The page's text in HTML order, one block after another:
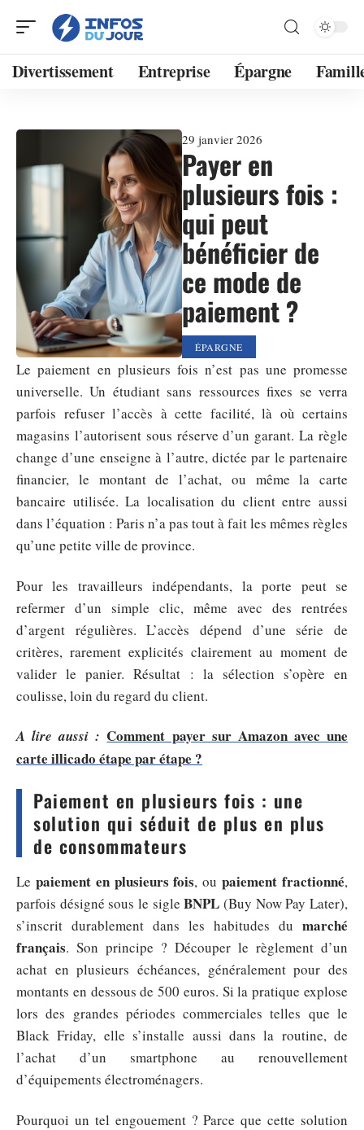
Divertissement Entreprise Épargne
29 janvier 2026
Payer en
plusieurs fois :
qui peut
bénéficier de
ce mode de
paiement ?
ÉPARGNE
Le paiement en plusieurs fois n’est pas une promesse
universelle. Un étudiant sans ressources fixes se verra
parfois refuser l’accès à cette facilité, là où certains
magasins l’autorisent sous réserve d’un garant. La règle
change d’une enseigne à l’autre, dictée par le partenaire
financier, le montant de l’achat, ou même la carte
bancaire utilisée. La localisation du client entre aussi
dans l’équation : Paris n’a pas tout à fait les mêmes règles
qu’une petite ville de province.
Pour les travailleurs indépendants, la porte peut se
refermer d’un simple clic, même avec des rentrées
d’argent régulières. L’accès dépend d’une série de
critères, rarement explicités clairement au moment de
valider le panier. Résultat : la sélection s’opère en
coulisse, loin du regard du client.
A lire aussi : Comment payer sur Amazon avec une
carte illicado étape par étape ?
Paiement en plusieurs fois : une
solution qui séduit de plus en plus
de consommateurs
Le paiement en plusieurs fois, oupaiement fractionné,
parfois désigné sous le sigleBNPL (Buy Now Pay Later),
s’inscrit durablement dans les habitudes du marché
français. Son principe ? Découper le règlement d’un
achat en plusieurs échéances, généralement pour des
montants en dessous de 500 euros. Si la pratique explose
lors des grandes périodes commerciales telles que le
Black Friday, elle s’installe aussi dans la routine, de
l’achat d’un smartphone au renouvellement
d’équipements électroménagers.
Pourquoi un tel engouement ? Parce que cette solution